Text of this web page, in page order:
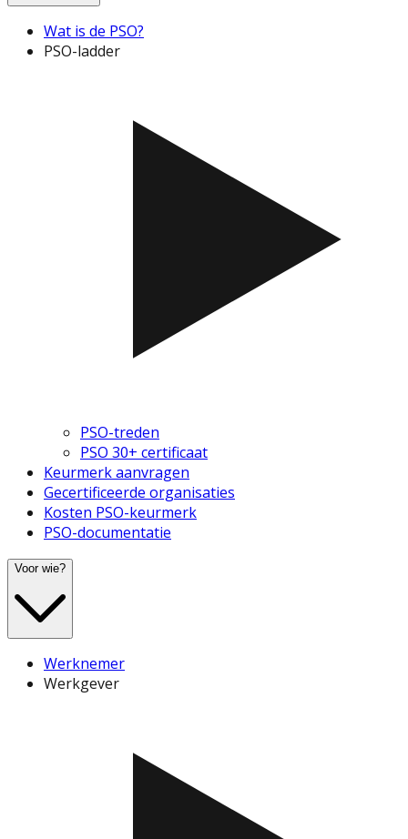
Wat is de PSO?
PSO-ladder
PSO-treden
PSO 30+ certificaat
Keurmerk aanvragen
Gecertificeerde organisaties
Kosten PSO-keurmerk
PSO-documentatie
Voor wie?
Werknemer
Werkgever